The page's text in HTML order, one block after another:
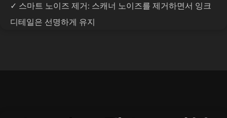
✓ 스마트 노이즈 제거: 스캐너 노이즈를 제거하면서 잉크
디테일은 선명하게 유지